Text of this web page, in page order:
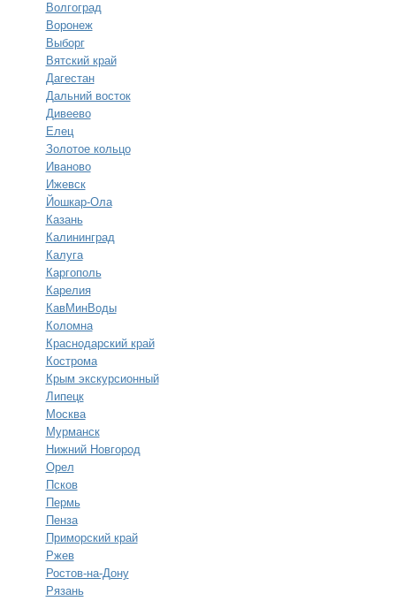
Волгоград
Воронеж
Выборг
Вятский край
Дагестан
Дальний восток
Дивеево
Елец
Золотое кольцо
Иваново
Ижевск
Йошкар-Ола
Казань
Калининград
Калуга
Каргополь
Карелия
КавМинВоды
Коломна
Краснодарский край
Кострома
Крым экскурсионный
Липецк
Москва
Мурманск
Нижний Новгород
Орел
Псков
Пермь
Пенза
Приморский край
Ржев
Ростов-на-Дону
Рязань